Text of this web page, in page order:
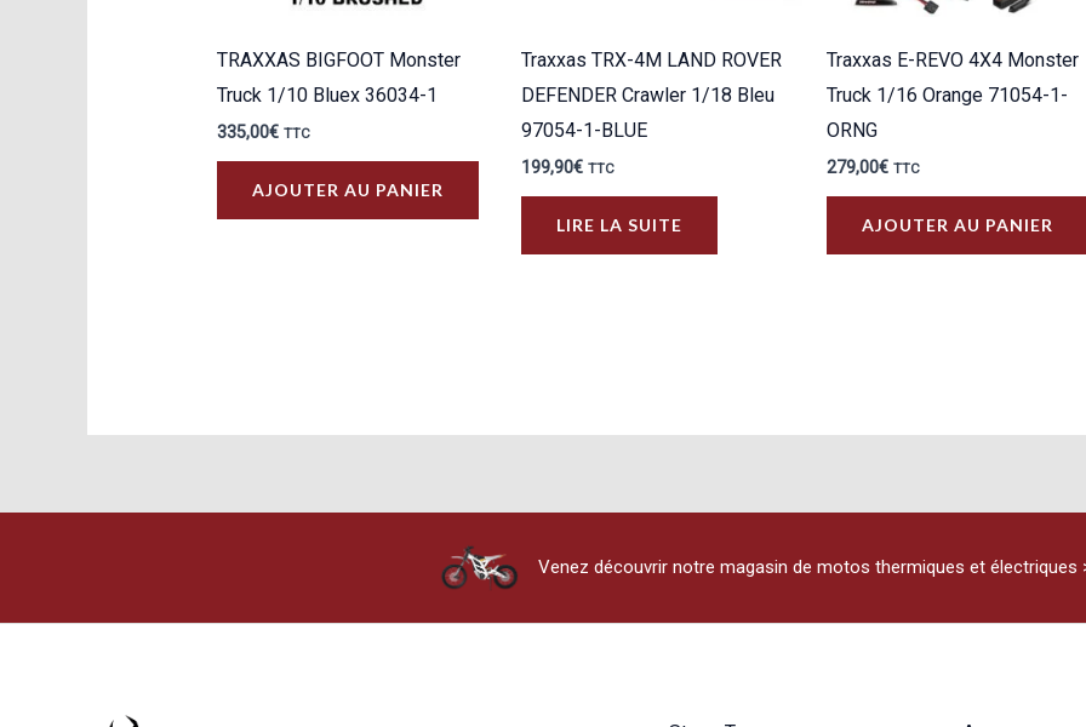
TRAXXAS BIGFOOT Monster
Truck 1/10 Bluex 36034-1
335,00€ TTC
AJOUTER AU PANIER
Traxxas TRX-4M LAND ROVER
DEFENDER Crawler 1/18 Bleu
97054-1-BLUE
199,90€ TTC
LIRE LA SUITE
Traxxas E-REVO 4X4 Monster
Truck 1/16 Orange 71054-1-
ORNG
279,00€ TTC
AJOUTER AU PANIER
Venez découvrir notre magasin de motos thermiques et électriques